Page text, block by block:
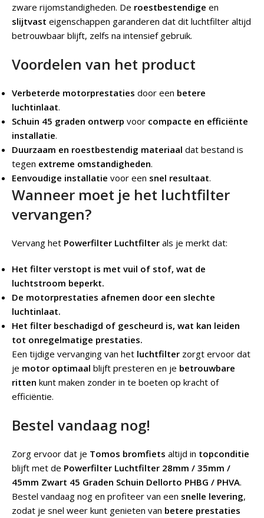
zware rijomstandigheden. De roestbestendige en
slijtvast eigenschappen garanderen dat dit luchtfilter altijd
betrouwbaar blijft, zelfs na intensief gebruik.
Voordelen van het product
Verbeterde motorprestaties door een betere
luchtinlaat.
Schuin 45 graden ontwerp voor compacte en efficiënte
installatie.
Duurzaam en roestbestendig materiaal dat bestand is
tegen extreme omstandigheden.
Eenvoudige installatie voor een snel resultaat.
Wanneer moet je het luchtfilter
vervangen?
Vervang het Powerfilter Luchtfilter als je merkt dat:
Het filter verstopt is met vuil of stof, wat de
luchtstroom beperkt.
De motorprestaties afnemen door een slechte
luchtinlaat.
Het filter beschadigd of gescheurd is, wat kan leiden
tot onregelmatige prestaties.
Een tijdige vervanging van het luchtfilter zorgt ervoor dat
je motor optimaal blijft presteren en je betrouwbare
ritten kunt maken zonder in te boeten op kracht of
efficiëntie.
Bestel vandaag nog!
Zorg ervoor dat je Tomos bromfiets altijd in topconditie
blijft met de Powerfilter Luchtfilter 28mm / 35mm /
45mm Zwart 45 Graden Schuin Dellorto PHBG / PHVA.
Bestel vandaag nog en profiteer van een snelle levering,
zodat je snel weer kunt genieten van betere prestaties